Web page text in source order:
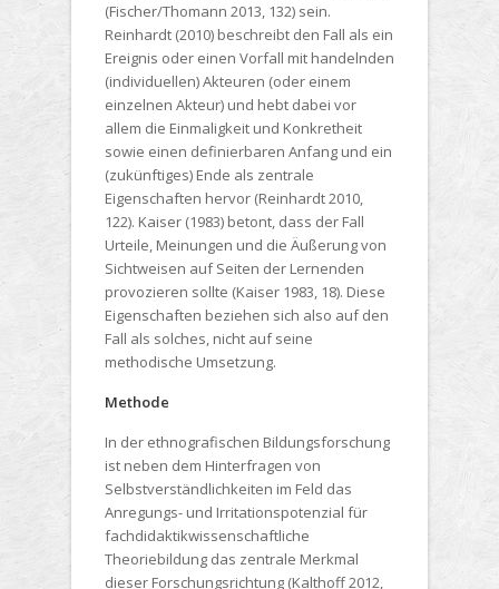
(Fischer/Thomann 2013, 132) sein.
Reinhardt (2010) beschreibt den Fall als ein
Ereignis oder einen Vorfall mit handelnden
(individuellen) Akteuren (oder einem
einzelnen Akteur) und hebt dabei vor
allem die Einmaligkeit und Konkretheit
sowie einen definierbaren Anfang und ein
(zukünftiges) Ende als zentrale
Eigenschaften hervor (Reinhardt 2010,
122). Kaiser (1983) betont, dass der Fall
Urteile, Meinungen und die Äußerung von
Sichtweisen auf Seiten der Lernenden
provozieren sollte (Kaiser 1983, 18). Diese
Eigenschaften beziehen sich also auf den
Fall als solches, nicht auf seine
methodische Umsetzung.
Methode
In der ethnografischen Bildungsforschung
ist neben dem Hinterfragen von
Selbstverständlichkeiten im Feld das
Anregungs- und Irritationspotenzial für
fachdidaktikwissenschaftliche
Theoriebildung das zentrale Merkmal
dieser Forschungsrichtung (Kalthoff 2012,